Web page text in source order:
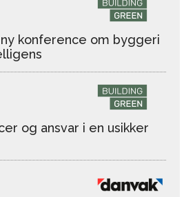
ny konference om byggeri
og ansvar i en usikker